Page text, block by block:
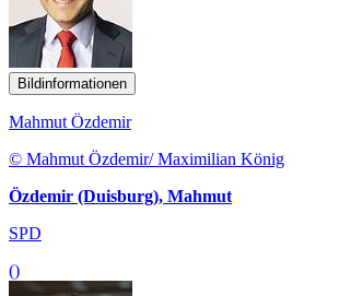
Bildinformationen
Mahmut Özdemir
© Mahmut Özdemir/ Maximilian König
Özdemir (Duisburg), Mahmut
SPD
()